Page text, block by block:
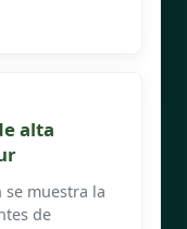
alta
muestra la
de